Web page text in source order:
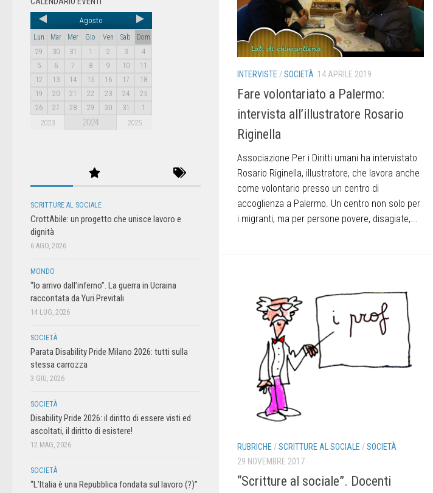
INTERVISTE /SOCIETÀ 14 APRILE 2019
Fare volontariato a Palermo:
intervista all’illustratore Rosario
Riginella
Associazione Per i Diritti umani ha intervistato
Rosario Riginella, illustratore, che lavora anche
come volontario presso un centro di
accoglienza a Palermo. Un centro non solo per
i migranti, ma per persone povere, disagiate,...
RUBRICHE /SCRITTURE AL SOCIALE /SOCIETÀ
29 NOVEMBRE 2017
“Scritture al sociale”. Docenti
Agosto
Lun Mar Mer Gio Ven Sab
Dom
29
30 31 1 2 3
4
5
6 7 8 9 10
11
12
13 14 15 16 17
18
19
20 21 22 23 24
25
26
27 28 29 30 31 1
2023 2024 2025
SCRITTURE AL SOCIALE
CrottAbile: un progetto che unisce lavoro e
dignità
6 AGO, 2026
MONDO
“Io arrivo dall’inferno”. La guerra in Ucraina
raccontata da Yuri Previtali
14 LUG, 2026
SOCIETÀ
Parata Disability Pride Milano 2026: tutti sulla
stessa carrozza
3 GIU, 2026
SOCIETÀ
Disability Pride 2026: il diritto di essere visti ed
ascoltati, il diritto di esistere!
12 MAG, 2026
SOCIETÀ
“L’Italia è una Repubblica fondata sul lavoro (?)”